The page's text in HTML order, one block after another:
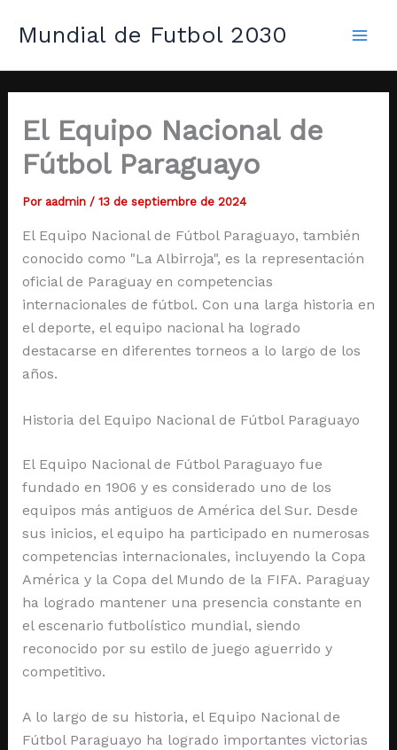
Mundial de Futbol 2030
El Equipo Nacional de
Fútbol Paraguayo
Por aadmin / 13 de septiembre de 2024
El Equipo Nacional de Fútbol Paraguayo, también
conocido como "La Albirroja", es la representación
oficial de Paraguay en competencias
internacionales de fútbol. Con una larga historia en
el deporte, el equipo nacional ha logrado
destacarse en diferentes torneos a lo largo de los
años.
Historia del Equipo Nacional de Fútbol Paraguayo
El Equipo Nacional de Fútbol Paraguayo fue
fundado en 1906 y es considerado uno de los
equipos más antiguos de América del Sur. Desde
sus inicios, el equipo ha participado en numerosas
competencias internacionales, incluyendo la Copa
América y la Copa del Mundo de la FIFA. Paraguay
ha logrado mantener una presencia constante en
el escenario futbolístico mundial, siendo
reconocido por su estilo de juego aguerrido y
competitivo.
A lo largo de su historia, el Equipo Nacional de
Fútbol Paraguayo ha logrado importantes victorias